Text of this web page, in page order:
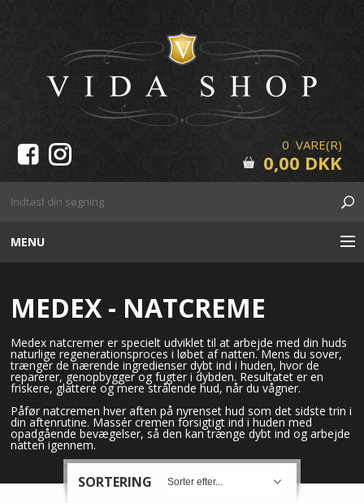
0 VARE(R)
0,00 DKK
MENU
MAKE-UP
VIPPER & BRYN
ORGANIC
FORSIDE
KURV
MEDEX - NATCREME
Medex natcremer er specielt udviklet til at arbejde med din huds
naturlige regenerationsproces i løbet af natten. Mens du sover,
trænger de nærende ingredienser dybt ind i huden, hvor de
reparerer, genopbygger og fugter i dybden. Resultatet er en
friskere, glattere og mere strålende hud, når du vågner.
Påfør natcremen hver aften på nyrenset hud som det sidste trin i
din aftenrutine. Massér cremen forsigtigt ind i huden med
opadgående bevægelser, så den kan trænge dybt ind og arbejde
natten igennem.
SORTERING